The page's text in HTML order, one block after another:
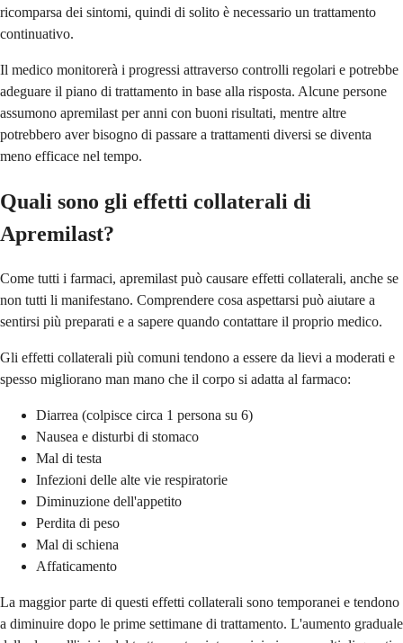
ricomparsa dei sintomi, quindi di solito è necessario un trattamento
continuativo.
Il medico monitorerà i progressi attraverso controlli regolari e potrebbe
adeguare il piano di trattamento in base alla risposta. Alcune persone
assumono apremilast per anni con buoni risultati, mentre altre
potrebbero aver bisogno di passare a trattamenti diversi se diventa
meno efficace nel tempo.
Quali sono gli effetti collaterali di
Apremilast?
Come tutti i farmaci, apremilast può causare effetti collaterali, anche se
non tutti li manifestano. Comprendere cosa aspettarsi può aiutare a
sentirsi più preparati e a sapere quando contattare il proprio medico.
Gli effetti collaterali più comuni tendono a essere da lievi a moderati e
spesso migliorano man mano che il corpo si adatta al farmaco:
Diarrea (colpisce circa 1 persona su 6)
Nausea e disturbi di stomaco
Mal di testa
Infezioni delle alte vie respiratorie
Diminuzione dell'appetito
Perdita di peso
Mal di schiena
Affaticamento
La maggior parte di questi effetti collaterali sono temporanei e tendono
a diminuire dopo le prime settimane di trattamento. L'aumento graduale